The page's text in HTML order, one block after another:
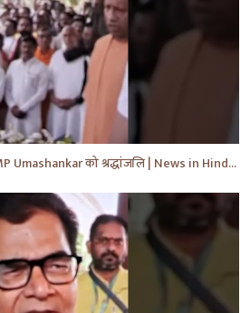
CM Yogi Adityanath ने दी MP Umashankar को श्रद्धांजलि | News in Hindi | News Today | #shorts #yt